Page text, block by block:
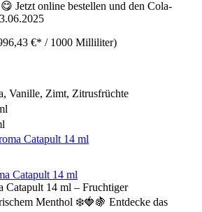
Jetzt online bestellen und den Cola-
€* / 1000 Milliliter)
Vanille, Zimt, Zitrusfrüchte
Catapult 14 ml
Catapult 14 ml – Fruchtiger
Menthol ❄️🍓🍇 Entdecke das